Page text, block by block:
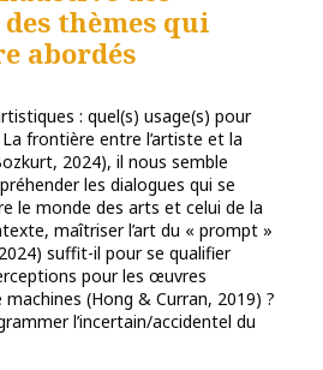
thèmes qui
abordés
: quel(s) usage(s) pour
frontière entre l’artiste et la
2024), il nous semble
les dialogues qui se
le monde des arts et celui de la
maîtriser l’art du « prompt »
suffit-il pour se qualifier
pour les œuvres
machines (Hong & Curran, 2019) ?
l’incertain/accidentel du